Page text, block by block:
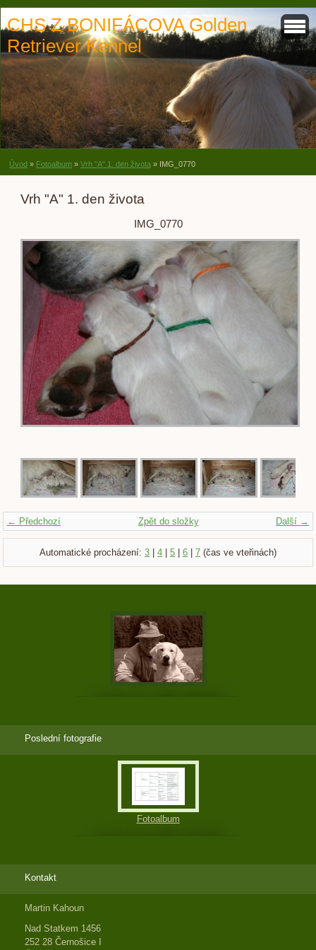
CHS Z BONIFÁCOVA Golden
Retriever Kennel
Úvod » Fotoalbum » Vrh "A" 1. den života » IMG_0770
Vrh "A" 1. den života
IMG_0770
← Předchozí Další →
Zpět do složky
Automatické procházení: 3 4 5 6 7 (čas ve vteřinách)
Poslední fotografie
Fotoalbum
Kontakt
Martin Kahoun
Nad Statkem 1456
252 28 Černošice I